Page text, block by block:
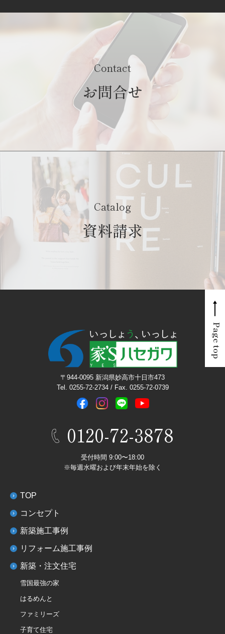
Contact
お問合せ
Catalog
資料請求
Page top
〒944-0095 新潟県妙高市十日市473
Tel. 0255-72-2734 / Fax. 0255-72-0739
0120-72-3878
受付時間 9:00〜18:00
※毎週水曜および年末年始を除く
TOP
コンセプト
新築施工事例
リフォーム施工事例
新築・注文住宅
雪国最強の家
はるめんと
ファミリーズ
子育て住宅